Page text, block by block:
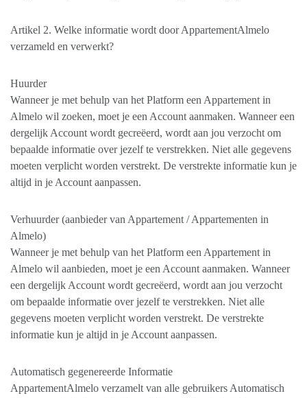
Artikel 2. Welke informatie wordt door AppartementAlmelo
verzameld en verwerkt?
Huurder
Wanneer je met behulp van het Platform een Appartement in
Almelo wil zoeken, moet je een Account aanmaken. Wanneer een
dergelijk Account wordt gecreëerd, wordt aan jou verzocht om
bepaalde informatie over jezelf te verstrekken. Niet alle gegevens
moeten verplicht worden verstrekt. De verstrekte informatie kun je
altijd in je Account aanpassen.
Verhuurder (aanbieder van Appartement / Appartementen in
Almelo)
Wanneer je met behulp van het Platform een Appartement in
Almelo wil aanbieden, moet je een Account aanmaken. Wanneer
een dergelijk Account wordt gecreëerd, wordt aan jou verzocht
om bepaalde informatie over jezelf te verstrekken. Niet alle
gegevens moeten verplicht worden verstrekt. De verstrekte
informatie kun je altijd in je Account aanpassen.
Automatisch gegenereerde Informatie
AppartementAlmelo verzamelt van alle gebruikers Automatisch